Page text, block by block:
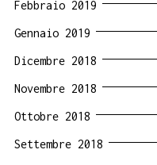
Febbraio 2019
Gennaio 2019
Dicembre 2018
Novembre 2018
Ottobre 2018
Settembre 2018